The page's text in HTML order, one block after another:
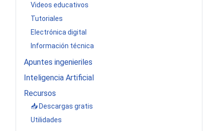
Videos educativos
Tutoriales
Electrónica digital
Información técnica
Apuntes ingenieriles
Inteligencia Artificial
Recursos
📥 Descargas gratis
Utilidades